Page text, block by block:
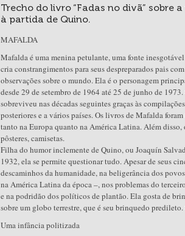
Trecho do livro “Fadas no divã” sobre
à partida de Quino.
MAFALDA
Mafalda é uma menina petulante, uma fonte
cria constrangimentos para seus despreparados pais
observações sobre o mundo. Ela é o personagem
desde 29 de setembro de 1964 até 25 de junho de
sobreviveu nas décadas seguintes graças às
posteriores e a vários países. Os livros de Mafalda
tanto na Europa quanto na América Latina. Além
pôsteres, camisetas.
Filha do humor inclemente de Quino, ou Joaquín
1932, ela se permite questionar tudo. Apesar de seus
descaminhos da humanidade, na beligerância dos
na América Latina da época –, nos problemas do
e na podridão dos políticos de plantão. Ela gosta de
sobre um globo terrestre, que é seu brinquedo
Uma infância politizada